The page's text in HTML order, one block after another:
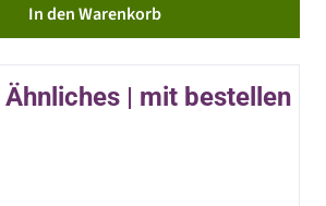
In den Warenkorb
| mit bestellen